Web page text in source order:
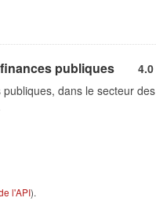
publiques
4.0
dans le secteur des
l'API).